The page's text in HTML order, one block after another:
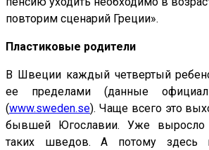
повторим сценарий Греции».
Пластиковые родители
В Швеции каждый четвертый
ее пределами (данные
(www.sweden.se). Чаще всего это
бывшей Югославии. Уже выросло
таких шведов. А потому здесь